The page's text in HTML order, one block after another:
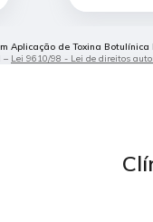
Aplicação de Toxina Botulínica
– Lei 9610/98 - Lei de direitos